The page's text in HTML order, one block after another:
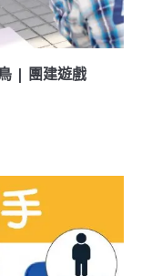
| 團建遊戲